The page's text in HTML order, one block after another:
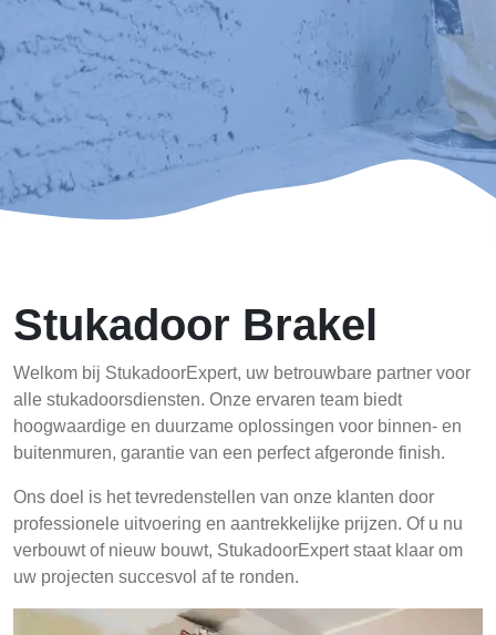
Stukadoor Brakel
Welkom bij StukadoorExpert, uw betrouwbare partner voor
alle stukadoorsdiensten. Onze ervaren team biedt
hoogwaardige en duurzame oplossingen voor binnen- en
buitenmuren, garantie van een perfect afgeronde finish.
Ons doel is het tevredenstellen van onze klanten door
professionele uitvoering en aantrekkelijke prijzen. Of u nu
verbouwt of nieuw bouwt, StukadoorExpert staat klaar om
uw projecten succesvol af te ronden.